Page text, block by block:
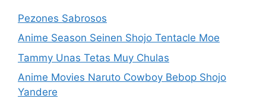
Pezones Sabrosos
Anime Season Seinen Shojo Tentacle Moe
Tammy Unas Tetas Muy Chulas
Anime Movies Naruto Cowboy Bebop Shojo
Yandere